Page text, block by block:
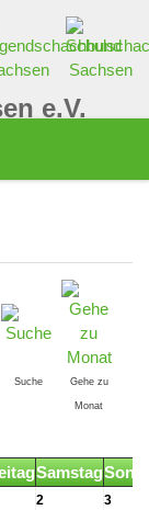
e.V.
Suche Gehe zu
Monat
Samstag
2 3